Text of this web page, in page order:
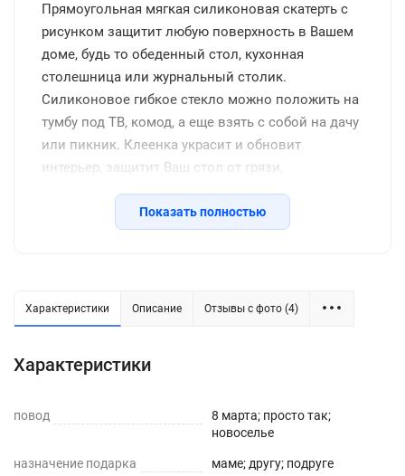
Прямоугольная мягкая силиконовая скатерть с
рисунком защитит любую поверхность в Вашем
доме, будь то обеденный стол, кухонная
столешница или журнальный столик.
Силиконовое гибкое стекло можно положить на
тумбу под ТВ, комод, а еще взять с собой на дачу
или пикник. Клеенка украсит и обновит
интерьер, защитит Ваш стол от грязи,
потертостей, царапин, станет отличным
подарком на день рождения, новоселье и другие
семейные праздники, включая новый год.
(выдерживает до 80 градусов без деформации),
водоотталкивающее, долговечное, не желтеет со
размеров или закруглить углы. Внимание: мы
усадку. Весь ассортимент Вы можете увидеть в
Показать полностью
Характеристики Описание Отзывы с фото (4)
Характеристики
повод
8 марта; просто так;
новоселье
назначение подарка маме; другу; подруге